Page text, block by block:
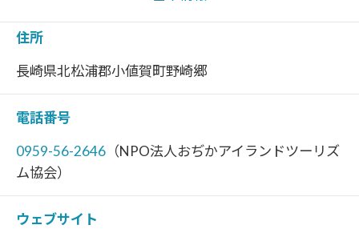
住所
長崎県北松浦郡小値賀町野崎郷
電話番号
0959-56-2646 （NPO法人おぢかアイランドツーリズ
ム協会）
ウェブサイト